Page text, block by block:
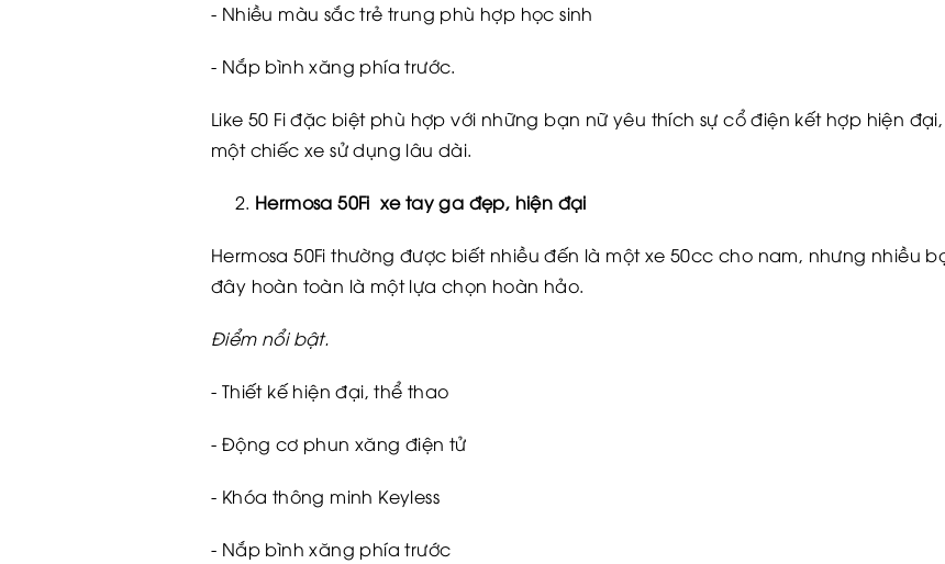
- Nhiều màu sắc trẻ trung phù hợp học sinh
- Nắp bình xăng phía trước.
Like 50 Fi đặc biệt phù hợp với những bạn nữ yêu thích sự cổ điện kết hợp hiện
một chiếc xe sử dụng lâu dài.
Hermosa 50Fi xe tay ga đẹp, hiện đại
Hermosa 50Fi thường được biết nhiều đến là một xe 50cc cho nam, nhưng nhiều
đây hoàn toàn là một lựa chọn hoàn hảo.
Điểm nổi bật.
- Thiết kế hiện đại, thể thao
- Động cơ phun xăng điện tử
- Khóa thông minh Keyless
- Nắp bình xăng phía trước